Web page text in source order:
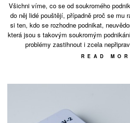
Všichni víme, co se od soukromého
do něj lidé pouštějí, případně proč se mu
si ten, kdo se rozhodne podnikat,
která jsou s takovým soukromým
problémy zastihnout i zcela
READ